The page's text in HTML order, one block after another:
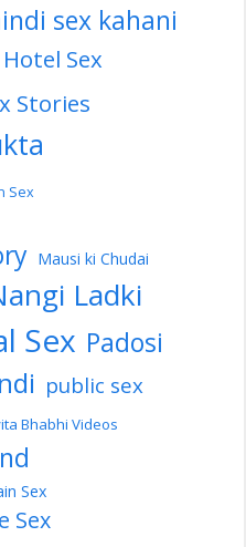
sex kahani
Hotel Sex
Stories
Sex
Mausi ki Chudai
Ladki
Sex Padosi
public sex
Bhabhi Videos
Sex
Sex